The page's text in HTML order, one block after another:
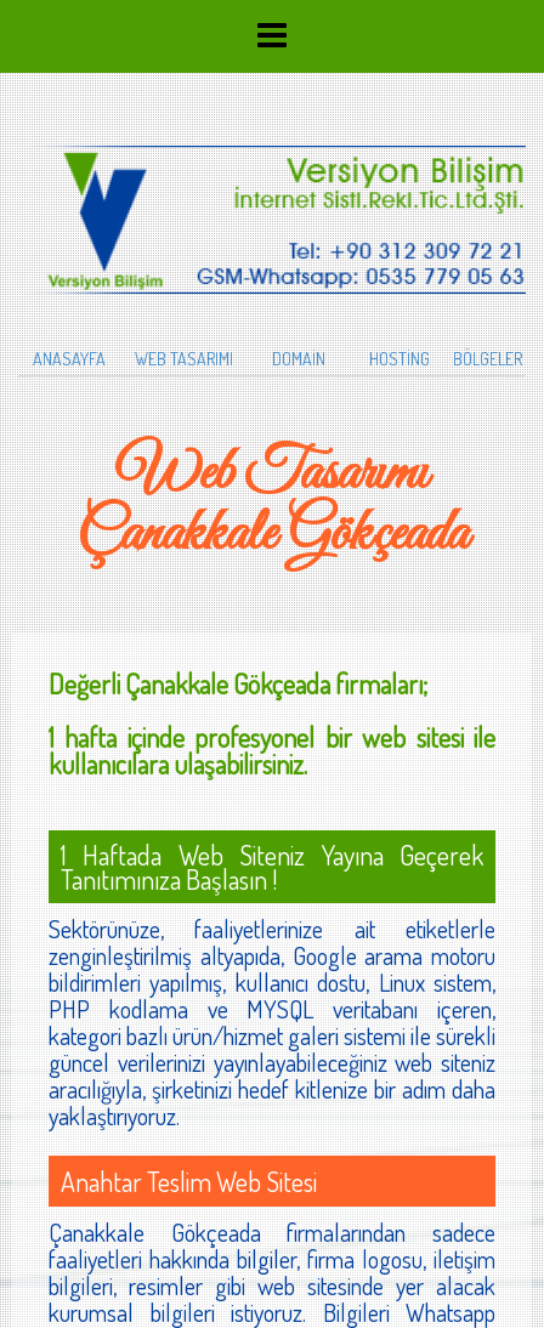
ANASAYFA WEB TASARIMI DOMAİN HOSTİNG BÖLGELER
Web Tasarımı
Çanakkale Gökçeada
DeğerliÇanakkale Gökçeadafirmaları;
1 hafta içinde profesyonel bir web sitesi ile
kullanıcılara ulaşabilirsiniz.
1 Haftada Web Siteniz Yayına Geçerek
Tanıtımınıza Başlasın !
Sektörünüze, faaliyetlerinize ait etiketlerle
zenginleştirilmiş altyapıda, Google arama motoru
bildirimleri yapılmış, kullanıcı dostu, Linux sistem,
PHP kodlama ve MYSQL veritabanı içeren,
kategori bazlı ürün/hizmet galeri sistemi ile sürekli
güncel verilerinizi yayınlayabileceğiniz web siteniz
aracılığıyla, şirketinizi hedef kitlenize bir adım daha
yaklaştırıyoruz.
Anahtar Teslim Web Sitesi
Çanakkale Gökçeada firmalarından sadece
faaliyetleri hakkında bilgiler, firma logosu, iletişim
bilgileri, resimler gibi web sitesinde yer alacak
kurumsal bilgileri istiyoruz. Bilgileri Whatsapp